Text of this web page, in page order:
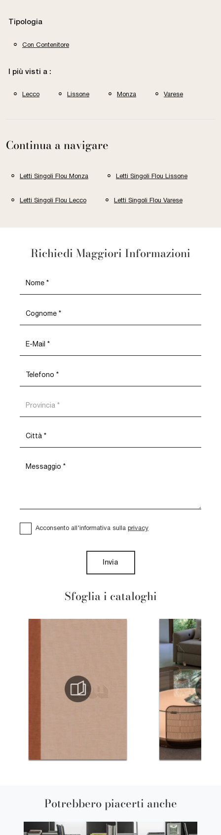
Tipologia
Con Contenitore
I più visti a :
Lecco Lissone Monza Varese
Continua a navigare
Letti Singoli Flou Monza Letti Singoli Flou Lissone
Letti Singoli Flou Lecco Letti Singoli Flou Varese
Sfoglia i cataloghi
Richiedi Maggiori Informazioni
Acconsento all'informativa sulla privacy
Invia
Potrebbero piacerti anche